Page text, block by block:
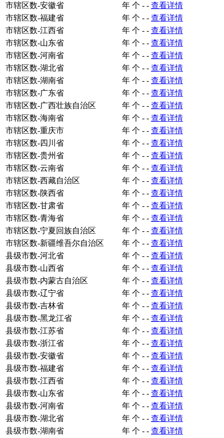
市辖区数-安徽省
年 个 - - 查看详情
市辖区数-福建省
年 个 - - 查看详情
市辖区数-江西省
年 个 - - 查看详情
市辖区数-山东省
年 个 - - 查看详情
市辖区数-河南省
年 个 - - 查看详情
市辖区数-湖北省
年 个 - - 查看详情
市辖区数-湖南省
年 个 - - 查看详情
市辖区数-广东省
年 个 - - 查看详情
市辖区数-广西壮族自治区
年 个 - - 查看详情
市辖区数-海南省
年 个 - - 查看详情
市辖区数-重庆市
年 个 - - 查看详情
市辖区数-四川省
年 个 - - 查看详情
市辖区数-贵州省
年 个 - - 查看详情
市辖区数-云南省
年 个 - - 查看详情
市辖区数-西藏自治区
年 个 - - 查看详情
市辖区数-陕西省
年 个 - - 查看详情
市辖区数-甘肃省
年 个 - - 查看详情
市辖区数-青海省
年 个 - - 查看详情
市辖区数-宁夏回族自治区
年 个 - - 查看详情
市辖区数-新疆维吾尔自治区
年 个 - - 查看详情
县级市数-河北省
年 个 - - 查看详情
县级市数-山西省
年 个 - - 查看详情
县级市数-内蒙古自治区
年 个 - - 查看详情
县级市数-辽宁省
年 个 - - 查看详情
县级市数-吉林省
年 个 - - 查看详情
县级市数-黑龙江省
年 个 - - 查看详情
县级市数-江苏省
年 个 - - 查看详情
县级市数-浙江省
年 个 - - 查看详情
县级市数-安徽省
年 个 - - 查看详情
县级市数-福建省
年 个 - - 查看详情
县级市数-江西省
年 个 - - 查看详情
县级市数-山东省
年 个 - - 查看详情
县级市数-河南省
年 个 - - 查看详情
县级市数-湖北省
年 个 - - 查看详情
县级市数-湖南省
年 个 - - 查看详情